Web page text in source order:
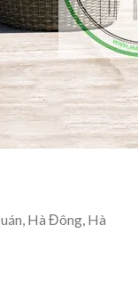
Hà Đông, Hà